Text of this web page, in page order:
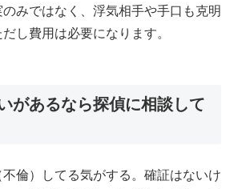
みではなく、浮気相手や手口も克明
し費用は必要になります。
があるなら探偵に相談して
倫）してる気がする。確証はないけ